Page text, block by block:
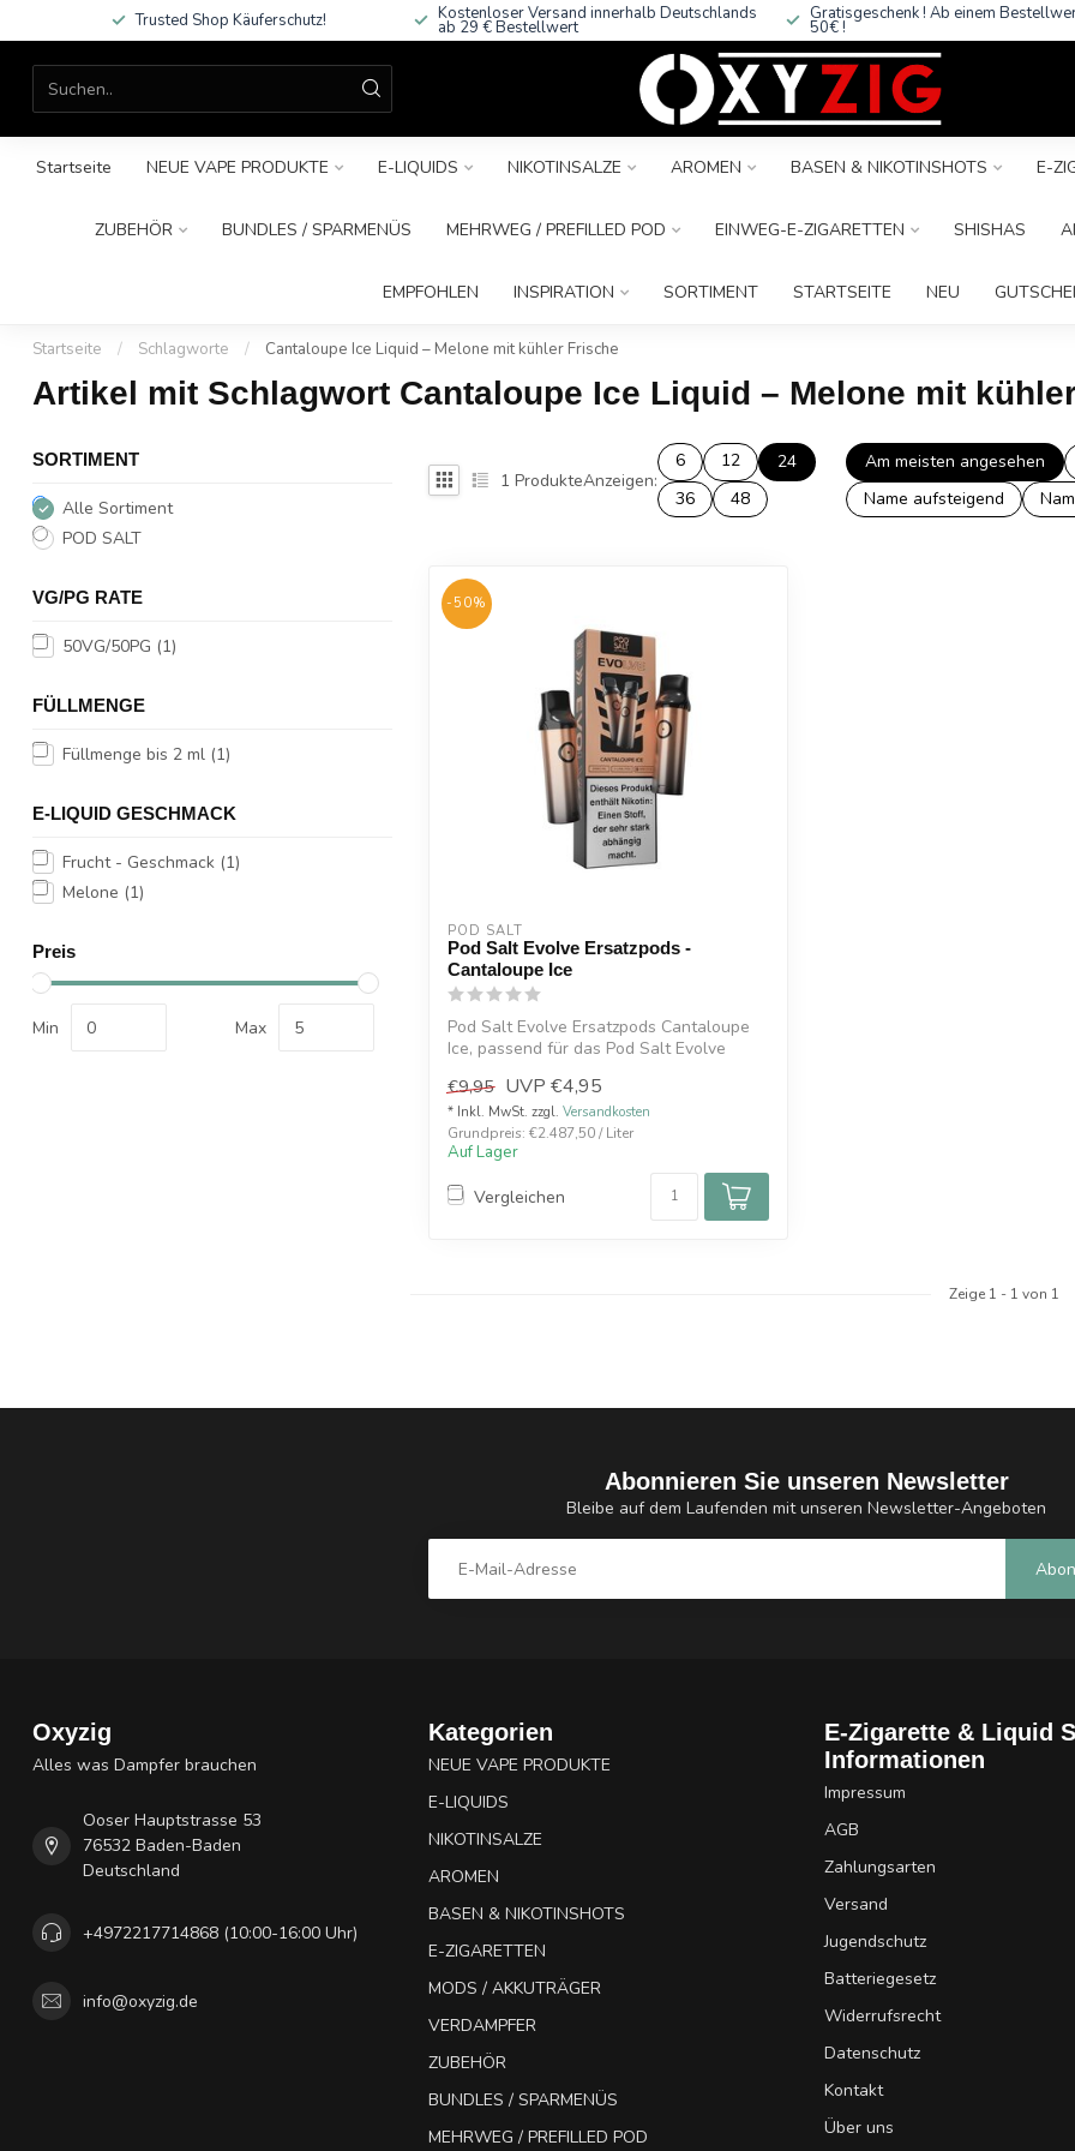
Trusted Shop Käuferschutz! Kostenloser Versand innerhalb Deutschlands
ab 29 € Bestellwert
Gratisgeschenk ! Ab einem
50€ !
Startseite NEUE VAPE PRODUKTE E-LIQUIDS NIKOTINSALZE AROMEN BASEN & NIKOTINSHOTS E-
ZUBEHÖR BUNDLES / SPARMENÜS MEHRWEG / PREFILLED POD EINWEG-E-ZIGARETTEN SHISHAS
EMPFOHLEN INSPIRATION SORTIMENT STARTSEITE NEU
Startseite / Schlagworte / Cantaloupe Ice Liquid – Melone mit kühler Frische
Artikel mit Schlagwort Cantaloupe Ice Liquid – Melone mit
SORTIMENT
Alle Sortiment
POD SALT
VG/PG RATE
50VG/50PG (1)
FÜLLMENGE
Füllmenge bis 2 ml (1)
E-LIQUID GESCHMACK
Frucht - Geschmack (1)
Melone (1)
Preis
Min Max
1 ProdukteAnzeigen:
6 12
24
36
48
Am meisten angesehen
Name aufsteigend
-50%
POD SALT
Pod Salt Evolve Ersatzpods -
Cantaloupe Ice
Pod Salt Evolve Ersatzpods Cantaloupe
Ice, passend für das Pod Salt Evolve
€9,95 UVP €4,95
* Inkl. MwSt. zzgl. Versandkosten
Grundpreis: €2.487,50 / Liter
Auf Lager
Vergleichen
Zeige 1 - 1 von 1
Abonnieren Sie unseren Newsletter
Bleibe auf dem Laufenden mit unseren Newsletter-Angeboten
Oxyzig
Alles was Dampfer brauchen
Ooser Hauptstrasse 53
76532 Baden-Baden
Deutschland
+4972217714868 (10:00-16:00 Uhr)
info@oxyzig.de
Kategorien
NEUE VAPE PRODUKTE
E-LIQUIDS
NIKOTINSALZE
AROMEN
BASEN & NIKOTINSHOTS
E-ZIGARETTEN
MODS / AKKUTRÄGER
VERDAMPFER
ZUBEHÖR
BUNDLES / SPARMENÜS
MEHRWEG / PREFILLED POD
E-Zigarette & Liquid
Informationen
Impressum
AGB
Zahlungsarten
Versand
Jugendschutz
Batteriegesetz
Widerrufsrecht
Datenschutz
Kontakt
Über uns